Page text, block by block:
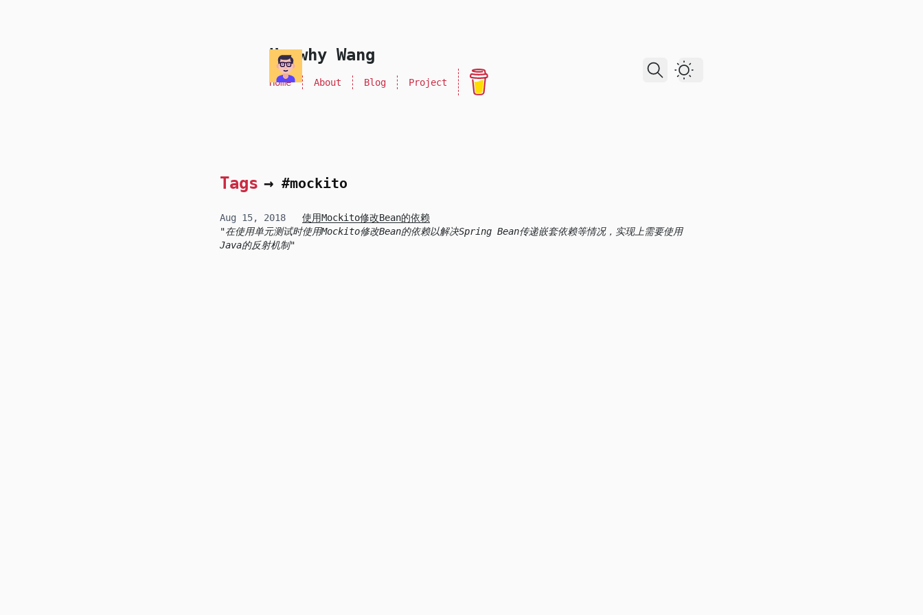
skip to contentHonwhy Wang
Home About Blog Project
Dark Theme
Tags → #mockito
Aug 15, 2018
使用Mockito修改Bean的依赖
在使用单元测试时使用Mockito修改Bean的依赖以解决Spring Bean传递嵌套依赖等情况，实现上需要使用
Java的反射机制